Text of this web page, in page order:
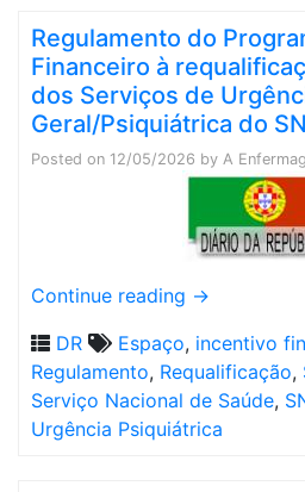
Regulamento do
Financeiro à
dos Serviços de
Geral/Psiquiátrica do
Posted on 12/05/2026 by A
Continue reading →
DR
Espaço, incentivo
Regulamento, Requalificação,
Serviço Nacional de Saúde,
Urgência Psiquiátrica